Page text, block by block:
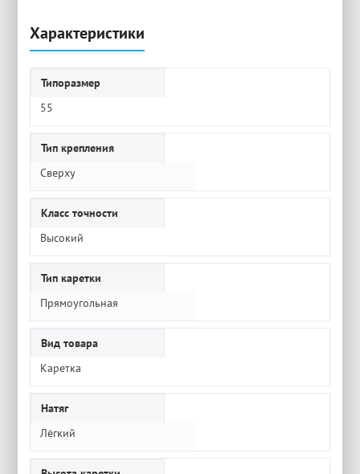
Характеристики
Типоразмер
55
Тип крепления
Сверху
Класс точности
Высокий
Тип каретки
Прямоугольная
Вид товара
Каретка
Натяг
Лёгкий